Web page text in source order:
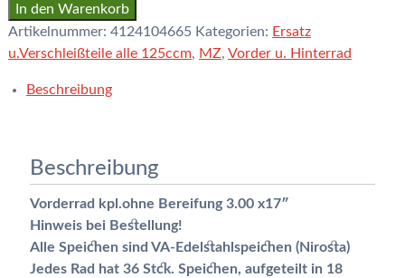
In den Warenkorb
Artikelnummer: 4124104665 Kategorien: Ersatz
u.Verschleißteile alle 125ccm, MZ, Vorder u. Hinterrad
Beschreibung
Beschreibung
Vorderrad kpl.ohne Bereifung 3.00 x17″
Hinweis bei Bestellung!
Alle Speichen sind VA-Edelstahlspeichen (Nirosta)
Jedes Rad hat 36 Stck. Speichen, aufgeteilt in 18